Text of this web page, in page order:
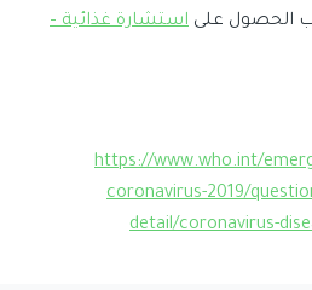
الحصول على استشارة غذائية –
https://www.who.int/
coronavirus-2019/
detail/coronavirus-